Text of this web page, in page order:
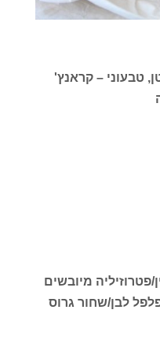
טבעוני – קראנץ'
לבן/שחור גרוס